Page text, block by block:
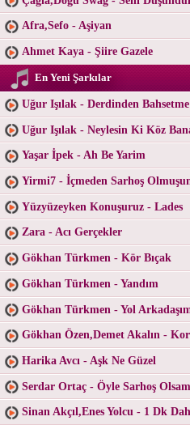
Afra,Sefo - Aşiyan
Ahmet Kaya - Şiire Gazele
En Yeni Şarkılar
Uğur Işılak - Derdinden
Uğur Işılak - Neylesin Ki Köz
Yaşar İpek - Ah Be Yarim
Yirmi7 - İçmeden Sarhoş
Yüzyüzeyken Konuşuruz - Lades
Zara - Acı Gerçekler
Gökhan Türkmen - Kör Bıçak
Gökhan Türkmen - Yandım
Gökhan Türkmen - Yol
Gökhan Özen,Demet Akalın -
Harika Avcı - Aşk Ne Güzel
Serdar Ortaç - Öyle Sarhoş
Sinan Akçıl,Enes Yolcu - 1 Dk